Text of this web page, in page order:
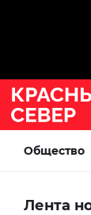
Общество
Лента